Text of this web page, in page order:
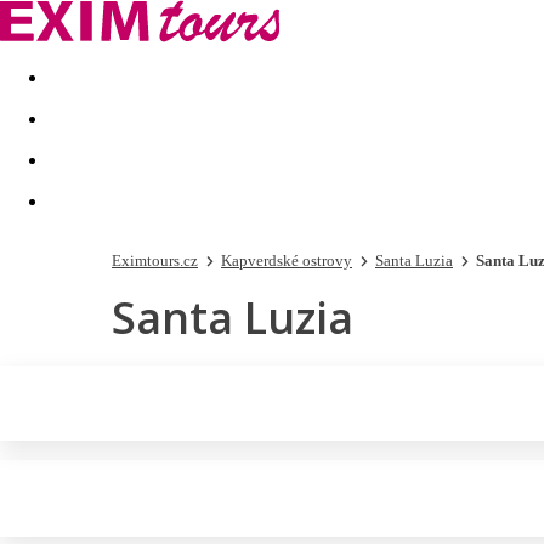
Akční nabídky Last minute
Eximtours.cz Kapverdské ostrovy Santa Luzia Santa
Santa Luzia